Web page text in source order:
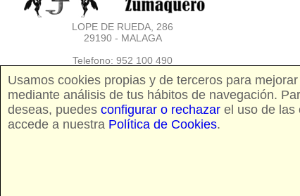
LOPE DE RUEDA, 286
29190 - MALAGA
Telefono: 952 100 490
E-Mail:info@zmszumaquero.com
http://www.zmssaddlery.es
Usamos cookies propias y de terceros para
mediante análisis de tus hábitos de navegación.
deseas, puedes configurar o rechazar el uso de las
accede a nuestra Política de Cookies.